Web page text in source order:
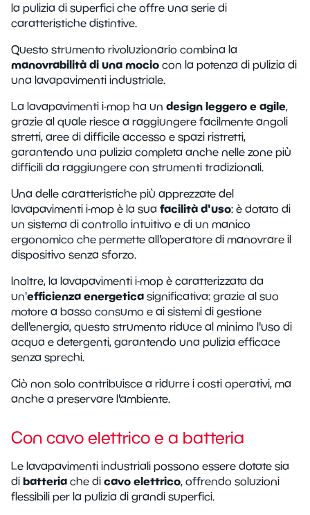
la pulizia di superfici che offre una serie di
caratteristiche distintive.
Questo strumento rivoluzionario combina la
manovrabilità di una mocio con la potenza di pulizia di
una lavapavimenti industriale.
La lavapavimenti i-mop ha un design leggero e agile,
grazie al quale riesce a raggiungere facilmente angoli
stretti, aree di difficile accesso e spazi ristretti,
garantendo una pulizia completa anche nelle zone più
difficili da raggiungere con strumenti tradizionali.
Una delle caratteristiche più apprezzate del
lavapavimenti i-mop è la sua facilità d'uso: è dotato di
un sistema di controllo intuitivo e di un manico
ergonomico che permette all'operatore di manovrare il
dispositivo senza sforzo.
Inoltre, la lavapavimenti i-mop è caratterizzata da
un'efficienza energetica significativa: grazie al suo
motore a basso consumo e ai sistemi di gestione
dell'energia, questo strumento riduce al minimo l'uso di
acqua e detergenti, garantendo una pulizia efficace
senza sprechi.
Ciò non solo contribuisce a ridurre i costi operativi, ma
anche a preservare l'ambiente.
Con cavo elettrico e a batteria
Le lavapavimenti industriali possono essere dotate sia
di batteria che di cavo elettrico, offrendo soluzioni
flessibili per la pulizia di grandi superfici.